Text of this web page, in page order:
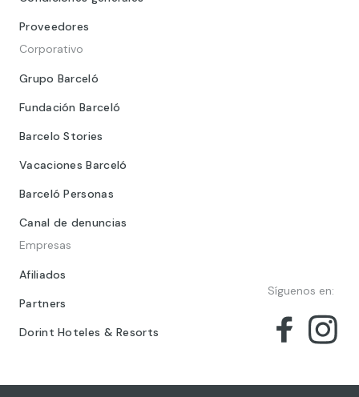
Proveedores
Corporativo
Grupo Barceló
Fundación Barceló
Barcelo Stories
Vacaciones Barceló
Barceló Personas
Canal de denuncias
Empresas
Afiliados
Partners
Dorint Hoteles & Resorts
Síguenos en: